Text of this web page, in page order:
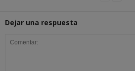
Dejar una respuesta